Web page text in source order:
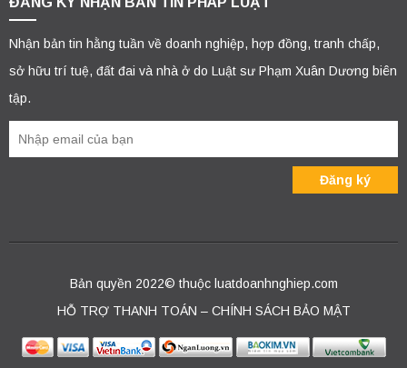
Nhận bản tin hằng tuần về doanh nghiệp, hợp đồng, tranh chấp,
sở hữu trí tuệ, đất đai và nhà ở do Luật sư Phạm Xuân Dương biên
tập.
Bản quyền 2022© thuộc luatdoanhnghiep.com
HỖ TRỢ THANH TOÁN – CHÍNH SÁCH BẢO MẬT